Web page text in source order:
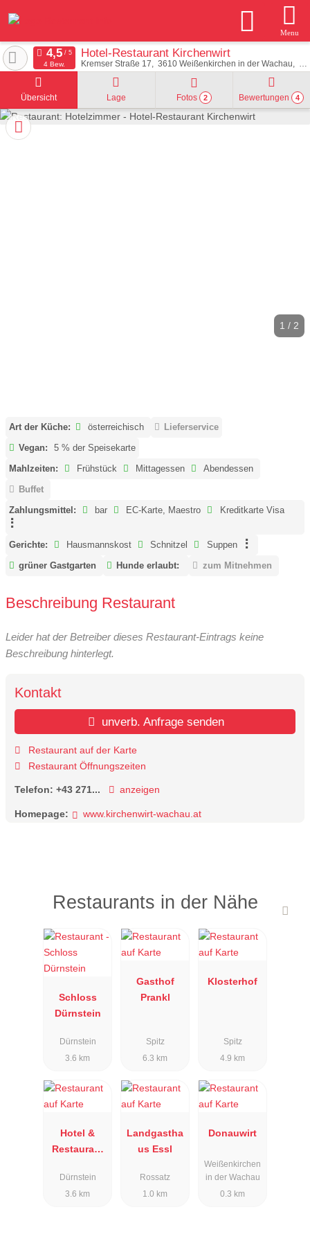
Menu
Hotel-Restaurant Kirchenwirt
Kremser Straße 17 3610 Weißenkirchen in der Wachau
4 Bew.
Übersicht Lage Fotos 2 Bewertungen 4
1 / 2
Art der Küche: österreichisch
Lieferservice
Vegan:
5 % der Speisekarte
Mahlzeiten:
Frühstück Mittagessen
Abendessen
Buffet
Zahlungsmittel:
bar EC-Karte, Maestro Kreditkarte Visa
Gerichte: Hausmannskost Schnitzel
Suppen
grüner Gastgarten
Hunde erlaubt: zum Mitnehmen
Beschreibung Restaurant
Leider hat der Betreiber dieses Restaurant-Eintrags keine
Beschreibung hinterlegt.
Kontakt
unverb. Anfrage senden
Restaurant auf der Karte
Restaurant Öffnungszeiten
Telefon: +43 271... anzeigen
Homepage: www.kirchenwirt-wachau.at
Restaurants in der Nähe
Schloss
Dürnstein
Dürnstein
3.6 km
Gasthof
Prankl
Spitz
6.3 km
Klosterhof
Spitz
4.9 km
Hotel &
Restaurant
Löwenherz
Dürnstein
3.6 km
Landgastha
us Essl
Rossatz
1.0 km
Donauwirt
Weißenkirchen
in der Wachau
0.3 km